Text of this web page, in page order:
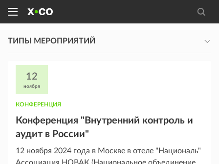
ТИПЫ МЕРОПРИЯТИЙ
12
ноября
КОНФЕРЕНЦИЯ
Конференция "Внутренний контроль и
аудит в России"
12 ноября 2024 года в Москве в отеле "Националь"